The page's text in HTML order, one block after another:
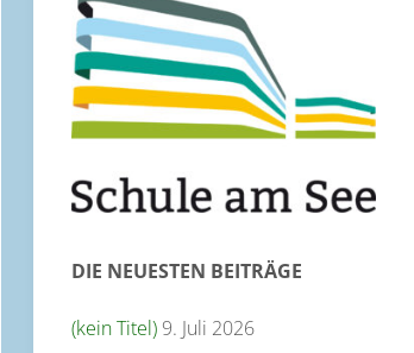
DIE NEUESTEN BEITRÄGE
(kein Titel) 9. Juli 2026